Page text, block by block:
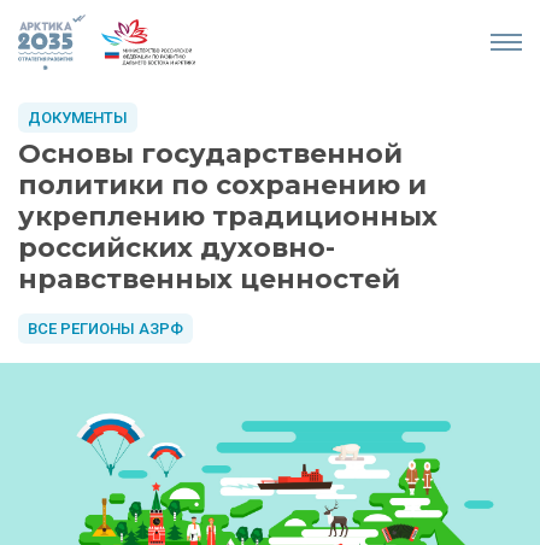
Основы государственной
политики по сохранению и
укреплению традиционных
российских духовно-
нравственных ценностей
ВСЕ РЕГИОНЫ АЗРФ
ДОКУМЕНТЫ